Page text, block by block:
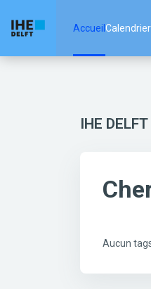
AccueilCalendrier
IHE